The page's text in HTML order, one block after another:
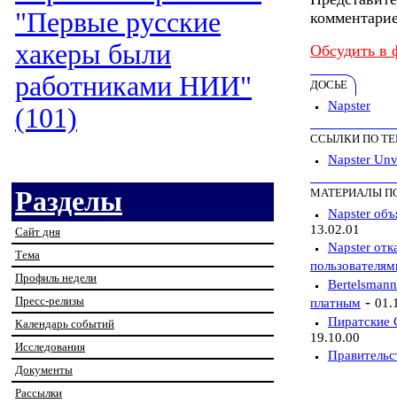
"Первые русские
хакеры были
работниками НИИ"
(101)
Разделы
Сайт дня
Тема
Профиль недели
Пресс-релизы
Календарь событий
Исследования
Документы
Рассылки
Обсудить в
ДОСЬЕ
Napster
ССЫЛКИ ПО
Napster
МАТЕРИАЛЫ
Napster
13.02.01
Napster
платным -
Пиратские
19.10.00